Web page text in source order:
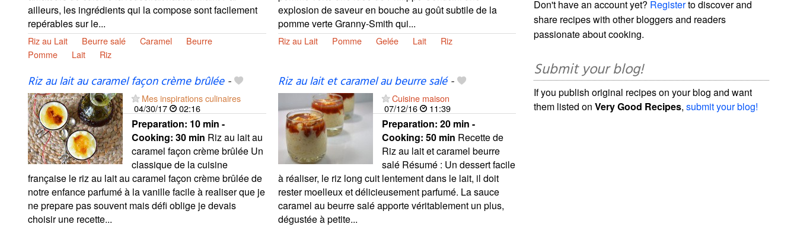
ailleurs, les ingrédients qui la compose sont facilement
repérables sur le...
Riz au Lait Beurre salé Caramel
Beurre
Pomme
Lait Riz
explosion de saveur en bouche au goût subtile de la
pomme verte Granny-Smith qui...
Riz au Lait Pomme Gelée Lait Riz
Riz au lait au caramel façon crème brûlée-
Mes inspirations culinaires
04/30/17
02:16
Preparation: 10 min -
Cooking: 30 min Riz au lait au
caramel façon crème brûlée Un
classique de la cuisine
française le riz au lait au caramel façon crème brûlée de
notre enfance parfumé à la vanille facile à realiser que je
ne prepare pas souvent mais défi oblige je devais
choisir une recette...
Riz au lait et caramel au beurre salé-
Cuisine maison
07/12/16
11:39
Preparation: 20 min -
Cooking: 50 min Recette de
Riz au lait et caramel beurre
salé Résumé : Un dessert facile
à réaliser, le riz long cuit lentement dans le lait, il doit
rester moelleux et délicieusement parfumé. La sauce
caramel au beurre salé apporte véritablement un plus,
dégustée à petite...
Don't have an account yet? Registerto discover and
share recipes with other bloggers and readers
passionate about cooking.
Submit your blog!
If you publish original recipes on your blog and want
them listed onVery Good Recipes,submit your blog!